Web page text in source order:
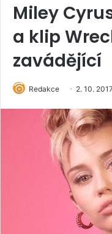
Miley
a klip
zavádějící
Redakce 2. 10. 2017